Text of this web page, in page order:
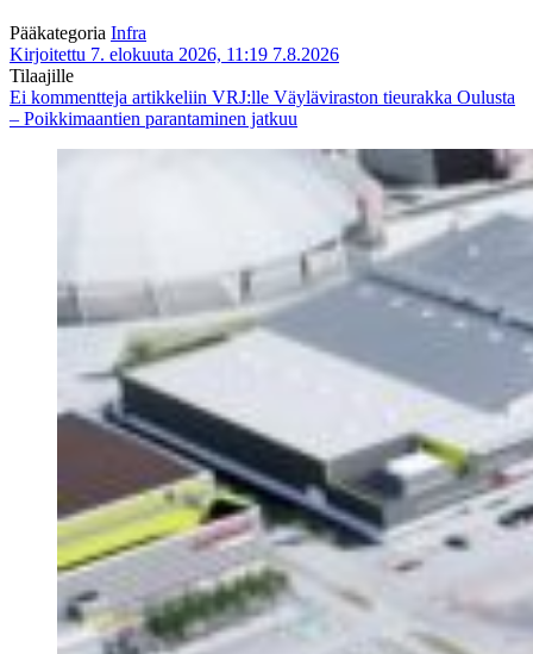
Pääkategoria Infra
Kirjoitettu 7. elokuuta 2026, 11:19 7.8.2026
Tilaajille
Ei kommentteja artikkeliin VRJ:lle Väyläviraston tieurakka Oulusta
– Poikkimaantien parantaminen jatkuu